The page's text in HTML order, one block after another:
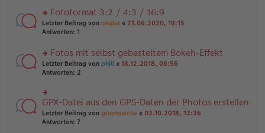
ei
tr
a
e
n
er
tr
a
g
n
g
el
e
n
er
tr
a
g
rs
te
n
g
el
e
n
er
B
Fotoformat 3:2 / 4:3 / 16:9
Letzter Beitrag von okular « 21.06.2020, 19:15
Antworten: 1
rs
te
u
n
g
el
es
Fotos mit selbst gebasteltem Bokeh-Effekt
Letzter Beitrag von phili « 18.12.2018, 08:56
Antworten: 2
rs
te
r
GPX-Datei aus den GPS-Daten der Photos erstellen
Letzter Beitrag von grasmuecke « 03.10.2018, 13:36
Antworten: 7